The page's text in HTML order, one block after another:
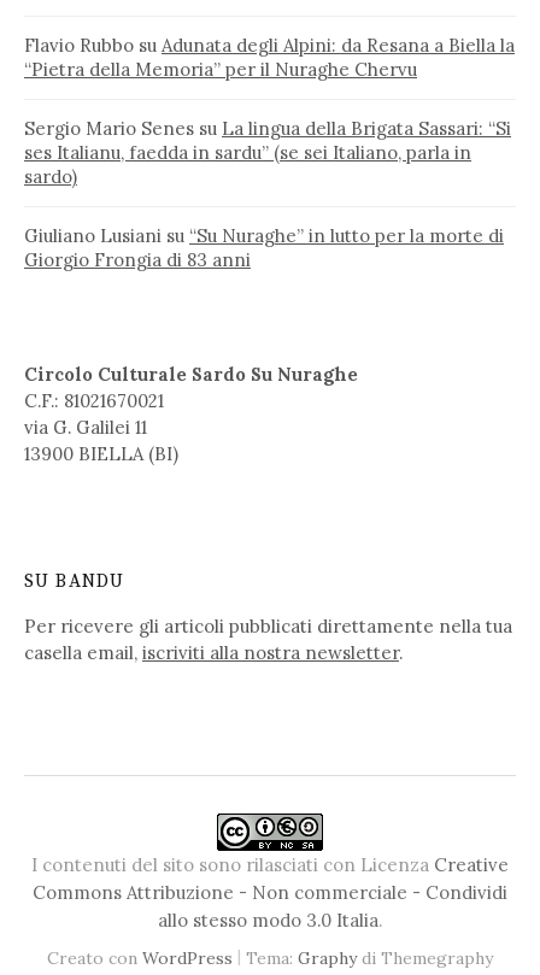
Flavio Rubbo su Adunata degli Alpini: da Resana a Biella la
“Pietra della Memoria” per il Nuraghe Chervu
Sergio Mario Senes su La lingua della Brigata Sassari: “Si
ses Italianu, faedda in sardu” (se sei Italiano, parla in
sardo)
Giuliano Lusiani su “Su Nuraghe” in lutto per la morte di
Giorgio Frongia di 83 anni
Circolo Culturale Sardo Su Nuraghe
C.F.: 81021670021
via G. Galilei 11
13900 BIELLA (BI)
SU BANDU
Per ricevere gli articoli pubblicati direttamente nella tua
casella email, iscriviti alla nostra newsletter.
I contenuti del sito sono rilasciati con Licenza Creative
Commons Attribuzione - Non commerciale - Condividi
allo stesso modo 3.0 Italia.
Creato con WordPress | Tema: Graphydi Themegraphy